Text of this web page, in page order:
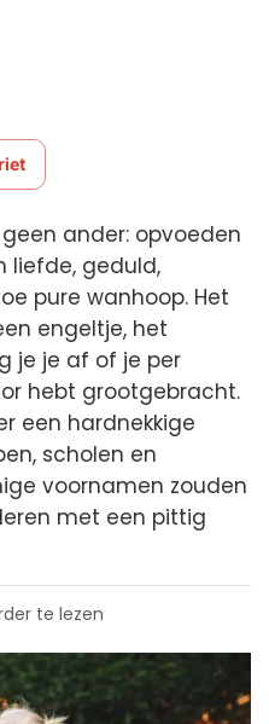
ander: opvoeden
liefde, geduld,
pure wanhoop. Het
engeltje, het
je je af of je per
hebt grootgebracht.
een hardnekkige
scholen en
voornamen zouden
met een pittig
te lezen